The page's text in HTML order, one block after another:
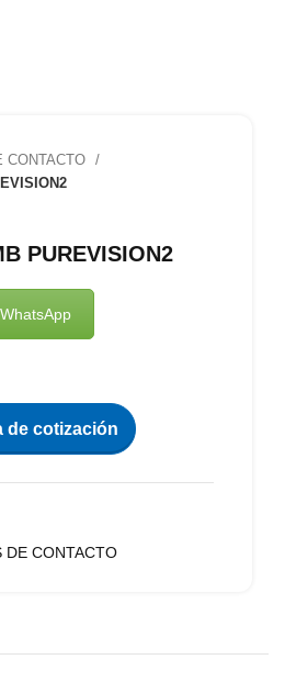
CONTACTO
PUREVISION2
de cotización
DE CONTACTO